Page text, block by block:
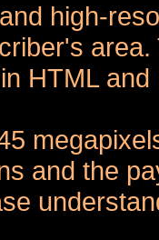
high-
HTML
and the